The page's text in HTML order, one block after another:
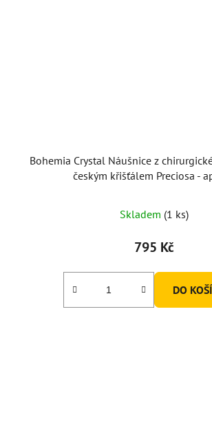
Bohemia Crystal Náušnice z
českým křišťálem Preciosa -
Skladem (1 ks)
795 Kč
DO